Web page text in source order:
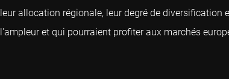
leur allocation régionale, leur degré de
l'ampleur et qui pourraient profiter aux marchés